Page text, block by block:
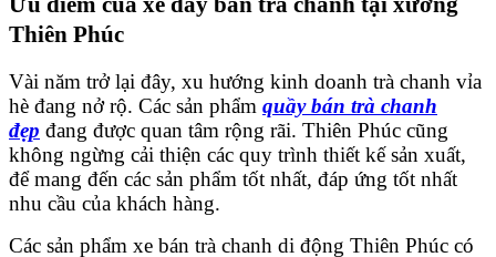
Thiên Phúc
Vài năm trở lại đây, xu hướng kinh doanh trà chanh vỉa
hè đang nở rộ. Các sản phẩm quầy bán trà chanh
đẹp đang được quan tâm rộng rãi. Thiên Phúc cũng
không ngừng cải thiện các quy trình thiết kế sản xuất,
để mang đến các sản phẩm tốt nhất, đáp ứng tốt nhất
nhu cầu của khách hàng.
Các sản phẩm xe bán trà chanh di động Thiên Phúc có